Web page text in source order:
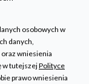
osobowych w
danych,
wniesienia
w tutejszejPolityce
prawo wniesienia